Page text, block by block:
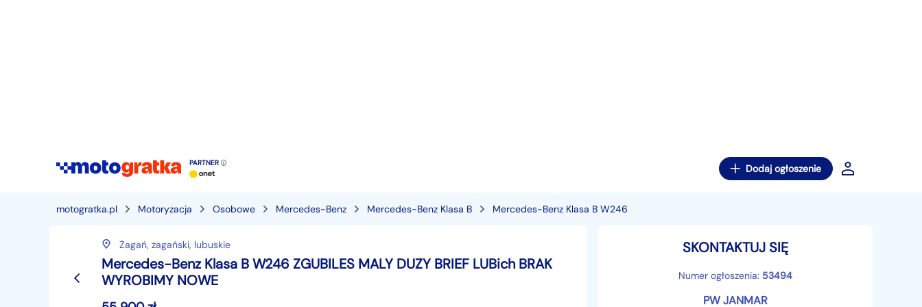
PARTNER Dodaj ogłoszenie
motogratka.pl Motoryzacja Osobowe Mercedes-Benz Mercedes-Benz Klasa B Mercedes-Benz Klasa B W246
Żagań, żagański, lubuskie
Mercedes-Benz Klasa B W246 ZGUBILES MALY DUZY BRIEF LUBich BRAK
WYROBIMY NOWE
SKONTAKTUJ SIĘ
Numer ogłoszenia: 53494
PW JANMAR